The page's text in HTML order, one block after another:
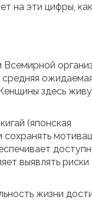
на эти цифры,
средняя
здесь
(японская
сохранять
выявлять риски
жизни